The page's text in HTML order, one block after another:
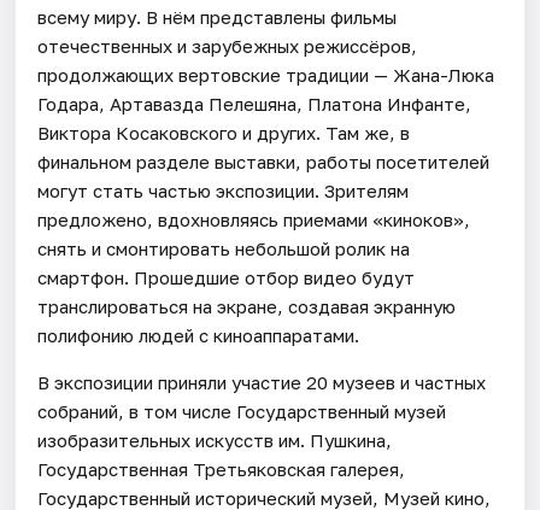
всему миру. В нём представлены фильмы
отечественных и зарубежных режиссёров,
продолжающих вертовские традиции — Жана-Люка
Годара, Артавазда Пелешяна, Платона Инфанте,
Виктора Косаковского и других. Там же, в
финальном разделе выставки, работы посетителей
могут стать частью экспозиции. Зрителям
предложено, вдохновляясь приемами «киноков»,
снять и смонтировать небольшой ролик на
смартфон. Прошедшие отбор видео будут
транслироваться на экране, создавая экранную
полифонию людей с киноаппаратами.
В экспозиции приняли участие 20 музеев и частных
собраний, в том числе Государственный музей
изобразительных искусств им. Пушкина,
Государственная Третьяковская галерея,
Государственный исторический музей, Музей кино,